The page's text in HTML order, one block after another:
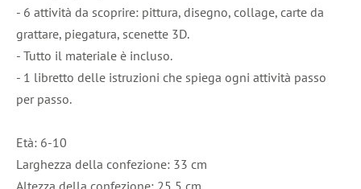
- 6 attività da scoprire: pittura, disegno, collage, carte da
grattare, piegatura, scenette 3D.
- Tutto il materiale è incluso.
- 1 libretto delle istruzioni che spiega ogni attività passo
per passo.
Età: 6-10
Larghezza della confezione: 33 cm